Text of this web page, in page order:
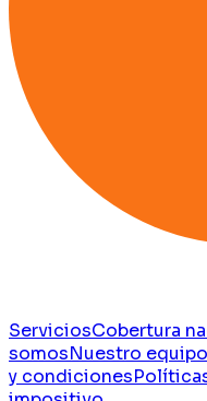
ServiciosCobertura
somosNuestro equipo
y condiciones